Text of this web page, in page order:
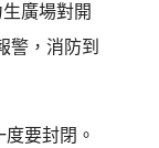
廣場對開
警，消防到
要封閉。